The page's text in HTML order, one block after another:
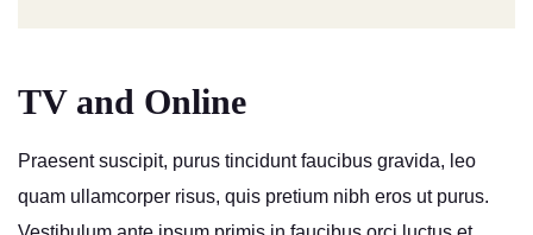
TV and Online
Praesent suscipit, purus tincidunt faucibus gravida, leo
quam ullamcorper risus, quis pretium nibh eros ut purus.